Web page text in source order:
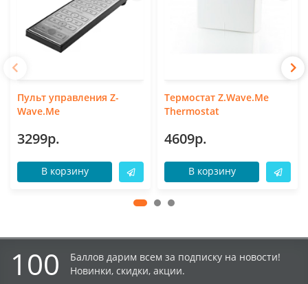
Пульт управления Z-
Wave.Me
3299р.
В корзину
Термостат Z.Wave.Me
Thermostat
4609р.
В корзину
100
Баллов дарим всем за подписку на новости!
Новинки, скидки, акции.